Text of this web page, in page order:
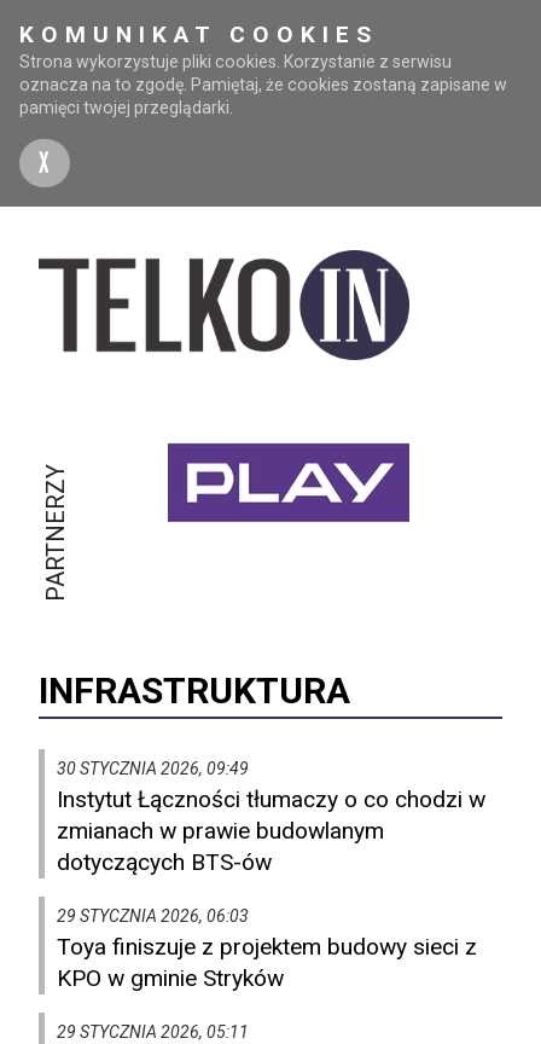
KOMUNIKAT COOKIES
Strona wykorzystuje pliki cookies. Korzystanie z serwisu
oznacza na to zgodę. Pamiętaj, że cookies zostaną zapisane w
pamięci twojej przeglądarki.
X
PARTNERZY
INFRASTRUKTURA
30 STYCZNIA 2026, 09:49
Instytut Łączności tłumaczy o co chodzi w
zmianach w prawie budowlanym
dotyczących BTS-ów
29 STYCZNIA 2026, 06:03
Toya finiszuje z projektem budowy sieci z
KPO w gminie Stryków
29 STYCZNIA 2026, 05:11